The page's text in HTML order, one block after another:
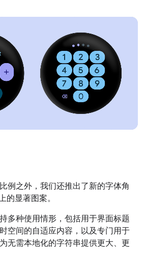
例之外，我们还推出了新的字体角
的显著图案。
多种使用情形，包括用于界面标题
空间的自适应内容，以及专门用于
无需本地化的字符串提供更大、更